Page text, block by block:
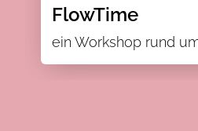
FlowTime
ein Workshop rund